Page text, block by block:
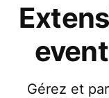
Gérez et